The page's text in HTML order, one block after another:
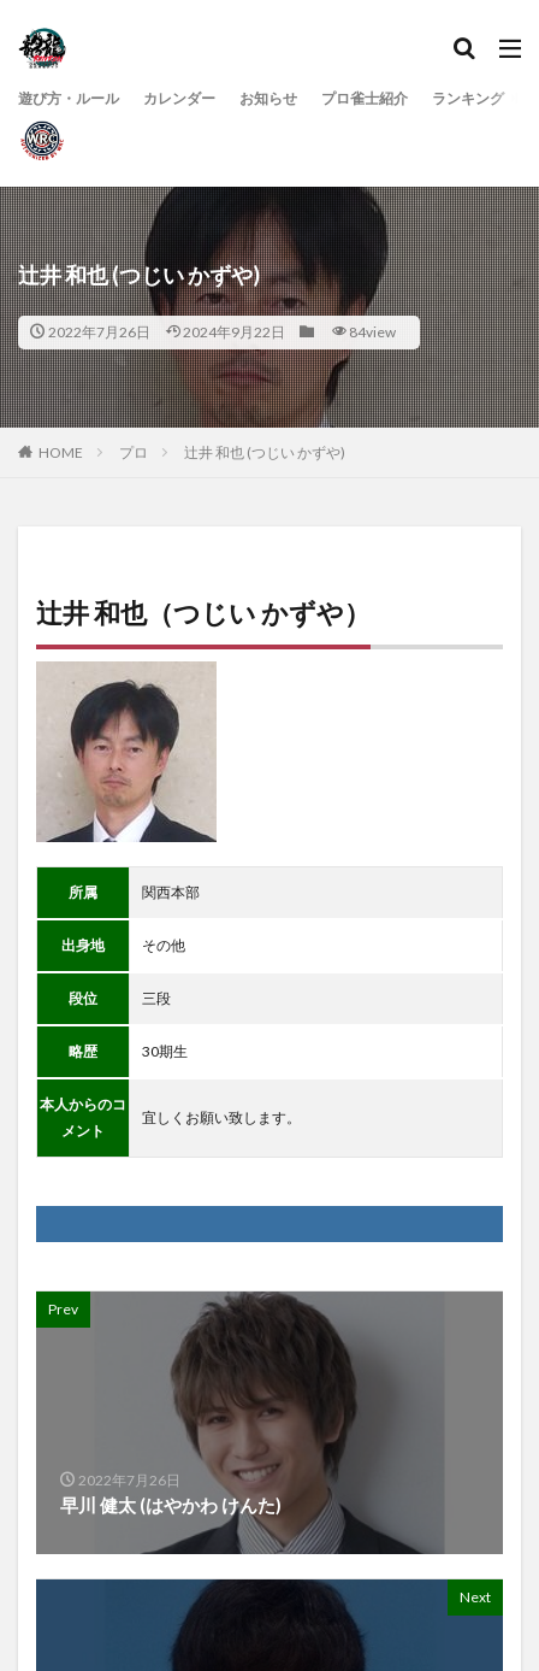
遊び方・ルール カレンダー お知らせ プロ雀士紹介 ランキング
辻井 和也 (つじい かずや)
2022年7月26日 2024年9月22日 84view
HOME プロ 辻井 和也 (つじい かずや)
辻井 和也（つじい かずや）
所属 関西本部
出身地 その他
段位 三段
略歴 30期生
本人からのコ
メント
宜しくお願い致します。
Prev
2022年7月26日
早川 健太 (はやかわ けんた)
Next